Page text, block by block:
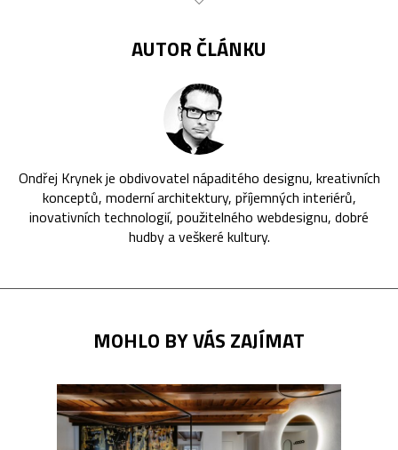
AUTOR ČLÁNKU
Ondřej Krynek je obdivovatel nápaditého designu, kreativních
konceptů, moderní architektury, příjemných interiérů,
inovativních technologií, použitelného webdesignu, dobré
hudby a veškeré kultury.
MOHLO BY VÁS ZAJÍMAT